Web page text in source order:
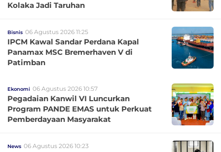
Kolaka Jadi Taruhan
Bisnis 06 Agustus 2026 11:25
IPCM Kawal Sandar Perdana Kapal
Panamax MSC Bremerhaven V di
Patimban
Ekonomi 06 Agustus 2026 10:57
Pegadaian Kanwil VI Luncurkan
Program PANDE EMAS untuk Perkuat
Pemberdayaan Masyarakat
News 06 Agustus 2026 10:23